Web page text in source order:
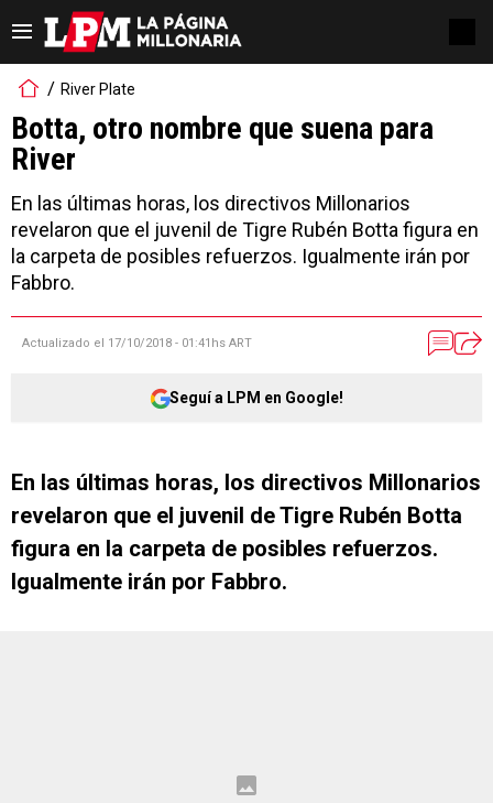
River Plate
Botta, otro nombre que suena para
River
En las últimas horas, los directivos Millonarios
revelaron que el juvenil de Tigre Rubén Botta figura en
la carpeta de posibles refuerzos. Igualmente irán por
Fabbro.
Actualizado el 17/10/2018 - 01:41hs ART
Seguí a LPM en Google!
En las últimas horas, los directivos Millonarios
revelaron que el juvenil de Tigre Rubén Botta
figura en la carpeta de posibles refuerzos.
Igualmente irán por Fabbro.